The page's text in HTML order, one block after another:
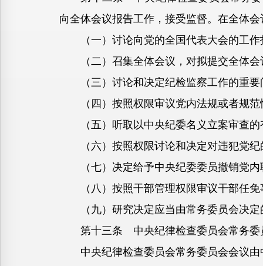
向全体会议报告工作，接受监督。在全体
（一）讨论向党的全国代表大会的工作
（二）召集全体会议，对拟提交全体会
（三）讨论和决定纪检监察工作的重要
（四）按照权限审议党内法规或者规范
（五）听取以中央纪委名义立案审查的
（六）按照权限讨论和决定对违犯党纪
（七）决定给予中央纪委委员撤销党内
（八）按照干部管理权限审议干部任免
（九）研究决定应当由常务委员会决定
第十三条 中央纪律检查委员会常务委
中央纪律检查委员会常务委员会会议由